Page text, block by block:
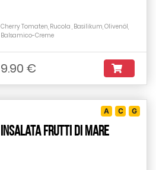
Cherry Tomaten, Rucola , Basilikum, Olivenöl,
Balsamico-Creme
9.90 €
Insalata Frutti di Mare
A C G